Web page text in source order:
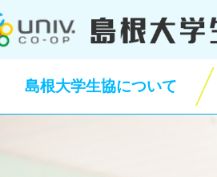
島根大学生協について